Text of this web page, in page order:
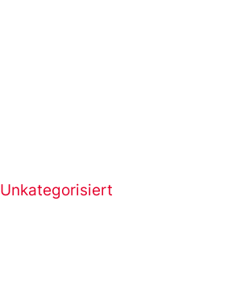
Unkategorisiert